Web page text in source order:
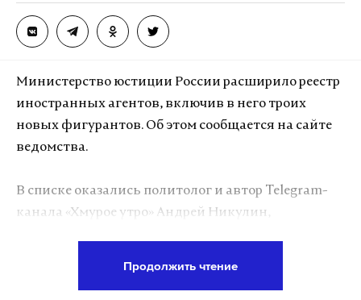
Министерство юстиции России расширило реестр
иностранных агентов, включив в него троих
новых фигурантов. Об этом сообщается на сайте
ведомства.
В списке оказались политолог и автор Telegram-
канала «Хмурое утро» Андрей Никулин,
Продолжить чтение